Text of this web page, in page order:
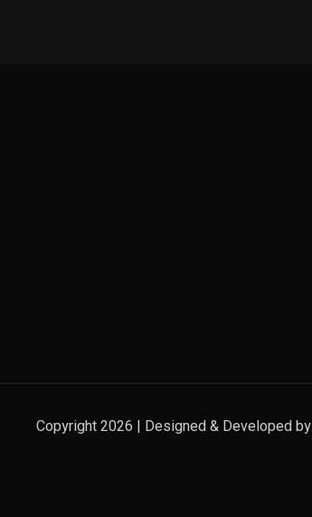
Copyright 2026 | Designed & Developed by